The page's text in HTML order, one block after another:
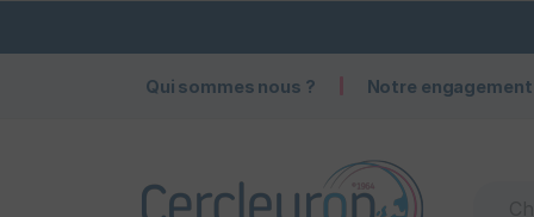
Qui sommes nous ? Notre engagement